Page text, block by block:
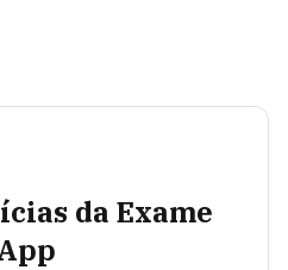
da Exame